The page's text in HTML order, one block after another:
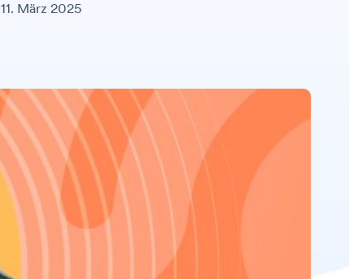
11. März 2025